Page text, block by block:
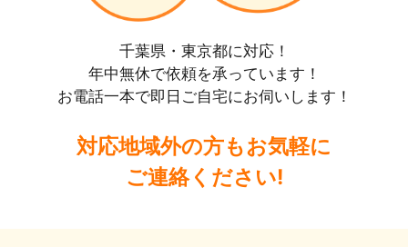
千葉県・東京都に対応！
年中無休で依頼を承っています！
お電話一本で即日ご自宅にお伺いします！
対応地域外の方もお気軽に
ご連絡ください!